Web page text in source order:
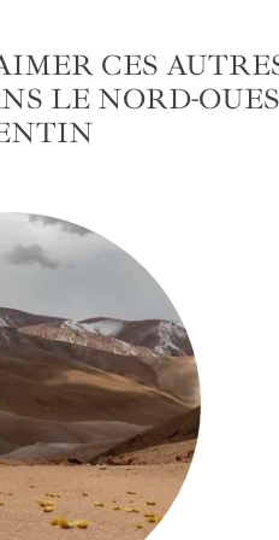
CES
LE NORD-